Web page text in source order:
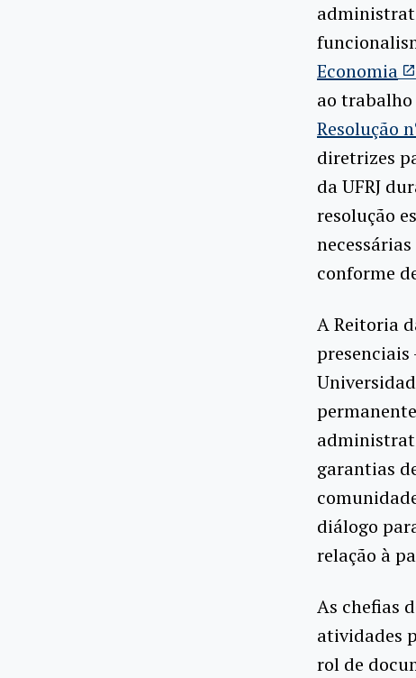
Economia
ao trabalho
Resolução
diretrizes
da UFRJ
resolução
conforme
A Reitoria
presenciais
garantias
diálogo
relação à
As chefias
atividades
rol de